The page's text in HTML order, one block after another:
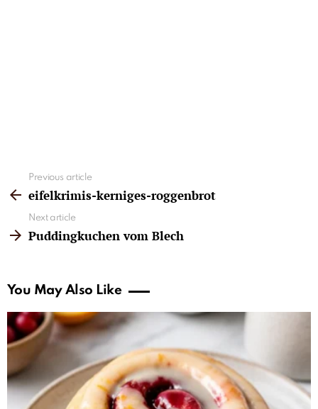
more
Previous article
eifelkrimis-kerniges-roggenbrot
Next article
Puddingkuchen vom Blech
You May Also Like